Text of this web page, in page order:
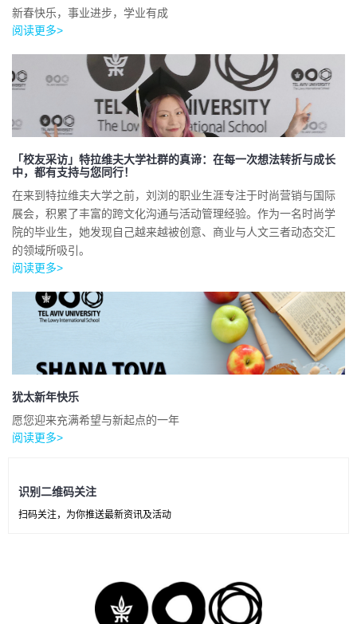
新春快乐，事业进步，学业有成
阅读更多>
「校友采访」特拉维夫大学社群的真谛：在每一次想法转折与成长
中，都有支持与您同行！
在来到特拉维夫大学之前，刘浏的职业生涯专注于时尚营销与国际
展会，积累了丰富的跨文化沟通与活动管理经验。作为一名时尚学
院的毕业生，她发现自己越来越被创意、商业与人文三者动态交汇
的领域所吸引。
阅读更多>
犹太新年快乐
愿您迎来充满希望与新起点的一年
阅读更多>
识别二维码关注
扫码关注，为你推送最新资讯及活动